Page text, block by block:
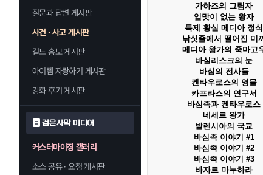
질문과 답변 게시판
사건 · 사고 게시판
길드 홍보 게시판
아이템 자랑하기 게시판
강화 후기 게시판
검은사막 미디어
커스터마이징 갤러리
소스 공유 · 요청 게시판
가하즈의 그림자
입맛이 없는 왕자
특제 황실 메디아 정식
낚싯줄에서 떨어진 미끼
메디아 왕가의 죽마고
바실리스크의 눈
바심의 전사들
켄타우로스의 영물
카프라스의 연구서
바심족과 켄타우로스
네세르 왕가
발렌시아의 국교
바심족 이야기 #1
바심족 이야기 #2
바심족 이야기 #3
바자르 마누하라